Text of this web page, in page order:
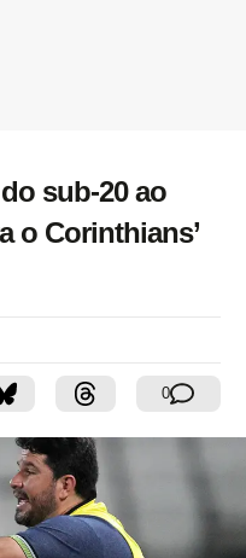
sub-20 ao
o Corinthians’
0